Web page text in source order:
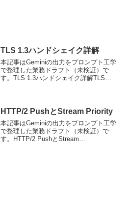
TLS 1.3ハンドシェイク詳解
本記事はGeminiの出力をプロンプト工学
で整理した業務ドラフト（未検証）で
す。TLS 1.3ハンドシェイク詳解TLS
の...
HTTP/2 PushとStream Priority
本記事はGeminiの出力をプロンプト工学
で整理した業務ドラフト（未検証）で
す。HTTP/2 PushとStream